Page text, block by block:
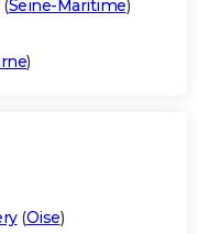
(Seine-Maritime)
)
(Oise)